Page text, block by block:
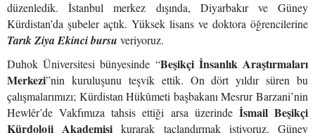
düzenledik. İstanbul merkez dışında, Diyarbakır ve Güney
Kürdistan’da şubeler açtık. Yüksek lisans ve doktora öğrencilerine
Tarık Ziya Ekinci bursu veriyoruz.
Duhok Üniversitesi bünyesinde “Beşikçi İnsanlık Araştırmaları
Merkezi”nin kuruluşunu teşvik ettik. On dört yıldır süren bu
çalışmalarımızı; Kürdistan Hükûmeti başbakanı Mesrur Barzani’nin
Hewlêr’de Vakfımıza tahsis ettiği arsa üzerinde İsmail Beşikçi
Kürdoloji Akademisi kurarak taçlandırmak istiyoruz. Güney